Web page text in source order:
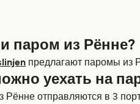
паром из Рённе?
предлагают паромы из
уехать на
Рённе отправляются в 3